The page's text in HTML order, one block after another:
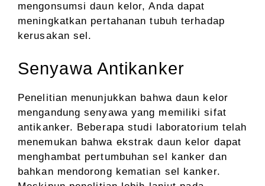
mengonsumsi daun kelor, Anda dapat
meningkatkan pertahanan tubuh terhadap
kerusakan sel.
Senyawa Antikanker
Penelitian menunjukkan bahwa daun kelor
mengandung senyawa yang memiliki sifat
antikanker. Beberapa studi laboratorium telah
menemukan bahwa ekstrak daun kelor dapat
menghambat pertumbuhan sel kanker dan
bahkan mendorong kematian sel kanker.